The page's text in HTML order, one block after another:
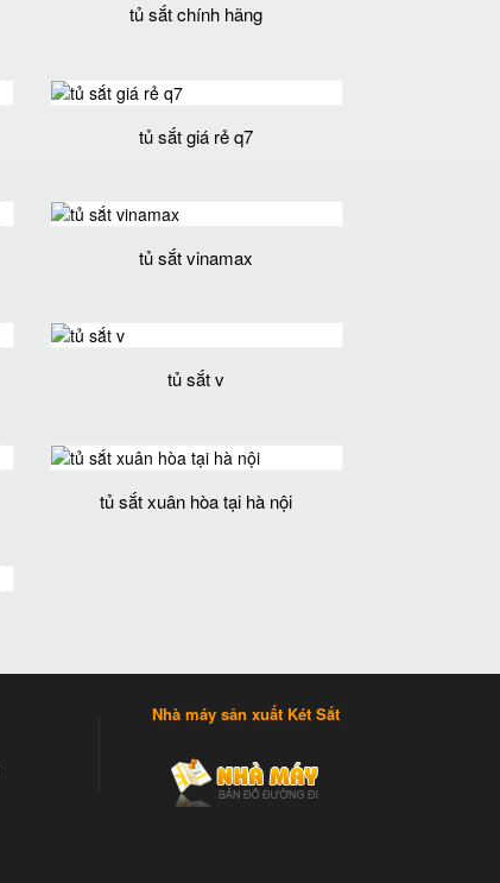
tủ sắt chính hãng
tủ sắt giá rẻ q7
tủ sắt vinamax
tủ sắt v
tủ sắt xuân hòa tại hà nội
Nhà máy sản xuất Két Sắt